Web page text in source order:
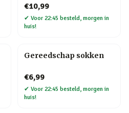
€10,99
✔ Voor 22:45 besteld, morgen in
huis!
Gereedschap sokken
€6,99
✔ Voor 22:45 besteld, morgen in
huis!